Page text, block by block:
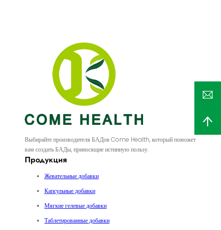
Выбирайте производителя БАДов Come Health, который поможет
вам создать БАДы, приносящие истинную пользу.
Продукция
Жевательные добавки
Капсульные добавки
Мягкие гелевые добавки
Таблетированные добавки